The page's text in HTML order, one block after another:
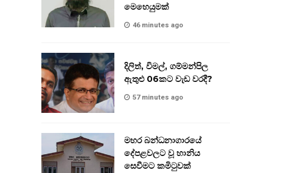
මෙහෙයුමක්
46 minutes ago
දිලිත්, විමල්, ගම්මන්පිල
ඇතුළු 06කට වැඩ වරදී?
57 minutes ago
මහර බන්ධනාගාරයේ
දේපළවලට වූ හානිය
සෙවීමට කමිටුවක්